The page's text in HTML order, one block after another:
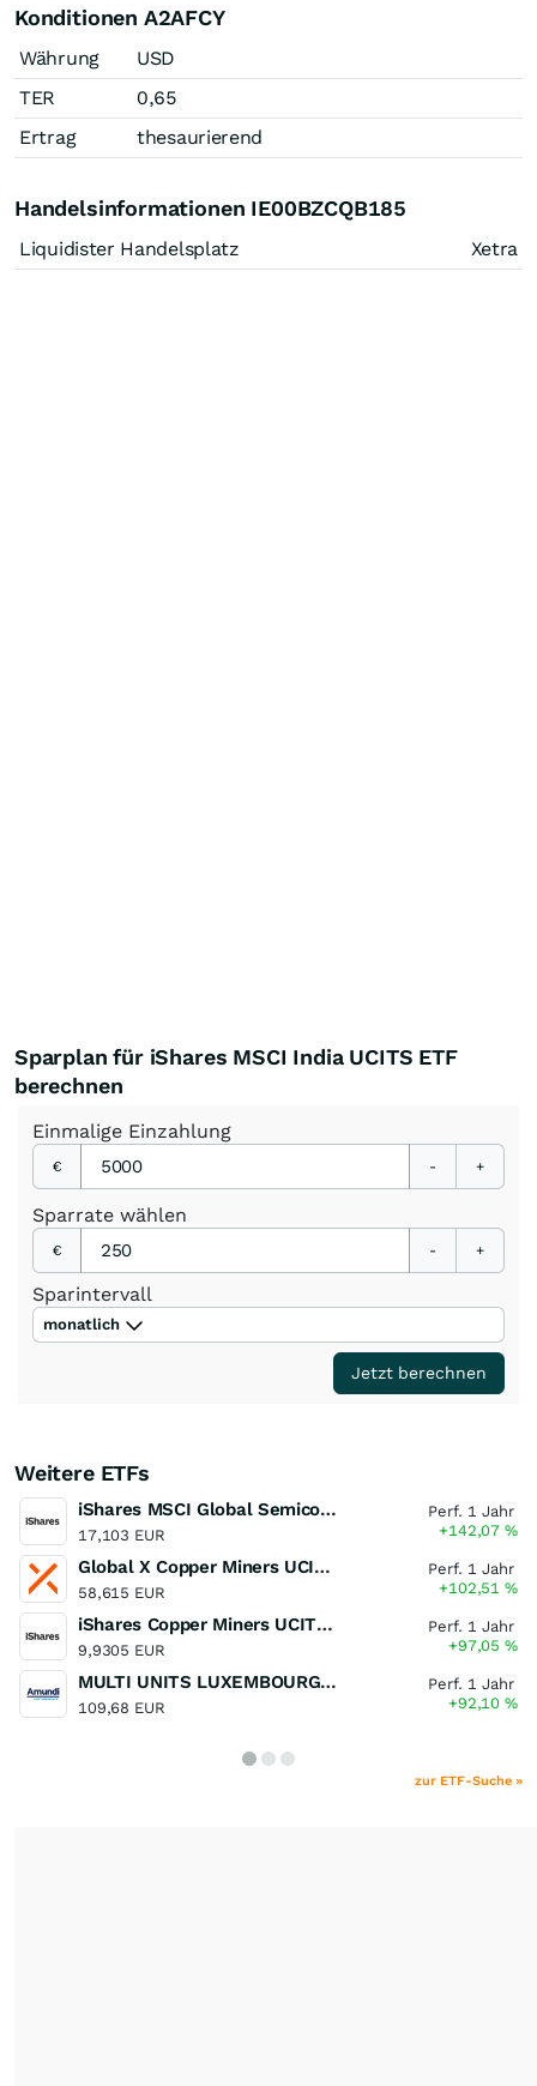
Konditionen A2AFCY
Währung
USD
TER
0,65
Ertrag
thesaurierend
Handelsinformationen IE00BZCQB185
Liquidister Handelsplatz Xetra
Sparplan für iShares MSCI India UCITS ETF
berechnen
Einmalige Einzahlung
€ - +
Sparrate wählen
€ - +
Sparintervall
monatlich
Jetzt berechnen
Weitere ETFs
iShares MSCI Global Semiconductors UCITS ETF USD (Acc)
17,103 EUR
Perf. 1 Jahr
+142,07%
Global X Copper Miners UCITS ETF USD Acc
58,615 EUR
Perf. 1 Jahr
+102,51%
iShares Copper Miners UCITS ETF
9,9305 EUR
Perf. 1 Jahr
+97,05%
MULTI UNITS LUXEMBOURG - Lyxor MSCI Semiconductors ESG Filtered
109,68 EUR
Perf. 1 Jahr
+92,10%
zur ETF-Suche »